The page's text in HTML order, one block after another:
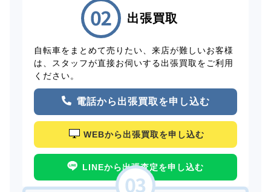
出張買取
自転車をまとめて売りたい、来店が難しいお客様
は、スタッフが直接お伺いする出張買取をご利用
ください。
電話から出張買取を申し込む
WEBから出張買取を申し込む
LINEから出張査定を申し込む